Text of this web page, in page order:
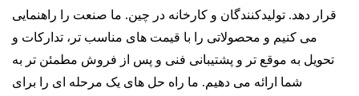
قرار دهد. تولیدکنندگان و کارخانه در چین. ما صنعت را راهنمایی
می کنیم و محصولاتی را با قیمت های مناسب تر، تدارکات و
تحویل به موقع تر و پشتیبانی فنی و پس از فروش مطمئن تر به
شما ارائه می دهیم. ما راه حل های یک مرحله ای را برای